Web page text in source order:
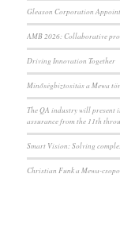
Gleason Corporation
AMB 2026: Collaborative
Driving Innovation Together
Minőségbiztosítás a Mewa
The QA industry will
assurance from the 11th
Smart Vision: Solving
Christian Funk a Mewa-